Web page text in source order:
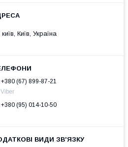
київ, Київ, Україна
+380 (67) 899-87-21
Viber
+380 (95) 014-10-50